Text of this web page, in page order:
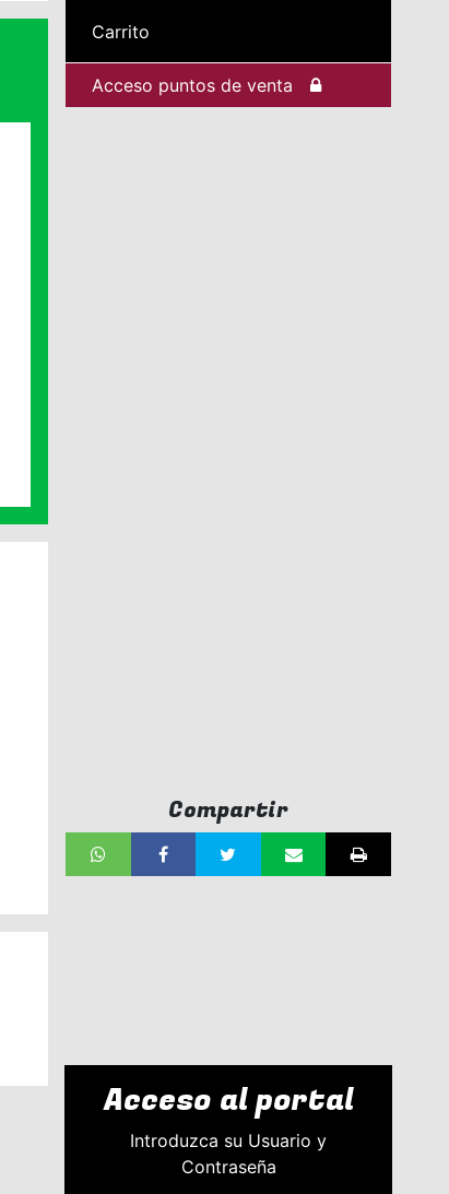
Carrito
Acceso puntos de venta
Compartir
Acceso al portal
Introduzca su Usuario y
Contraseña